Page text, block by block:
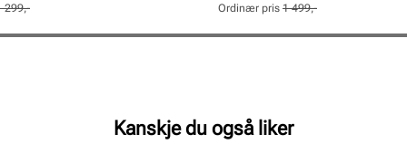
299,-
pris
Pris
pris
Pris
Ordinær pris 1 499,-
Kanskje du også liker